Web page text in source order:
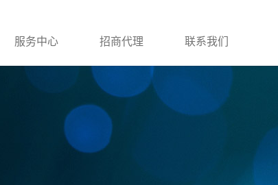
服务中心 招商代理 联系我们